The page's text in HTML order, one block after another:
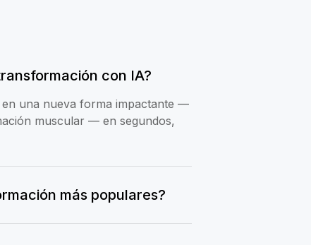
con IA?
una nueva forma impactante —
muscular — en segundos,
más populares?